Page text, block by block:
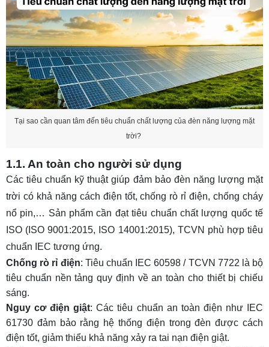
Tại sao cần quan tâm đến tiêu chuẩn chất lượng của đèn năng lượng mặt
trời?
1.1. An toàn cho người sử dụng
Các tiêu chuẩn kỹ thuật giúp đảm bảo đèn năng lượng mặt
trời có khả năng cách điện tốt, chống rò rỉ điện, chống cháy
nổ pin,… Sản phẩm cần đạt tiêu chuẩn chất lượng quốc tế
ISO (ISO 9001:2015, ISO 14001:2015), TCVN phù hợp tiêu
chuẩn IEC tương ứng.
Chống rò rỉ điện: Tiêu chuẩn IEC 60598 / TCVN 7722 là bộ
tiêu chuẩn nền tảng quy định về an toàn cho thiết bị chiếu
sáng.
Nguy cơ điện giật: Các tiêu chuẩn an toàn điện như IEC
61730 đảm bảo rằng hệ thống điện trong đèn được cách
điện tốt, giảm thiểu khả năng xảy ra tai nạn điện giật.